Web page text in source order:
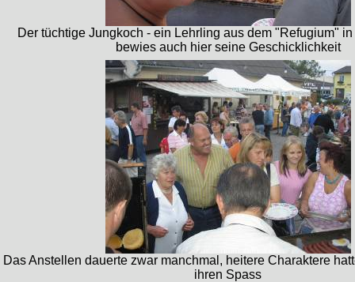
Der tüchtige Jungkoch - ein Lehrling aus dem "Refugium" in
bewies auch hier seine Geschicklichkeit
Das Anstellen dauerte zwar manchmal, heitere Charaktere
ihren Spass